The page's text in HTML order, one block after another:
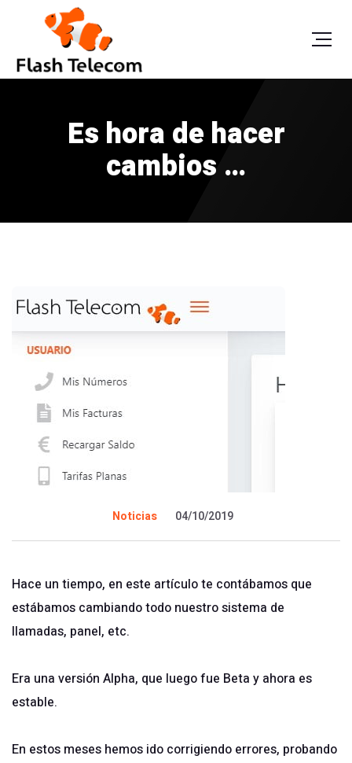
Es hora de hacer
cambios …
Noticias 04/10/2019
Hace un tiempo, en este artículote contábamos que
estábamos cambiando todo nuestro sistema de
llamadas, panel, etc.
Era una versión Alpha, que luego fue Beta y ahora es
estable.
En estos meses hemos ido corrigiendo errores, probando